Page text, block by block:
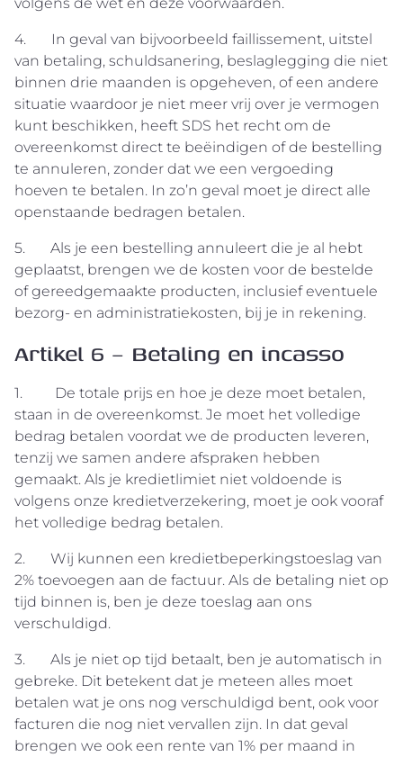
4. In geval van bijvoorbeeld faillissement, uitstel
van betaling, schuldsanering, beslaglegging die niet
binnen drie maanden is opgeheven, of een andere
situatie waardoor je niet meer vrij over je vermogen
kunt beschikken, heeft SDS het recht om de
overeenkomst direct te beëindigen of de bestelling
te annuleren, zonder dat we een vergoeding
hoeven te betalen. In zo’n geval moet je direct alle
openstaande bedragen betalen.
5. Als je een bestelling annuleert die je al hebt
geplaatst, brengen we de kosten voor de bestelde
of gereedgemaakte producten, inclusief eventuele
bezorg- en administratiekosten, bij je in rekening.
Artikel 6 – Betaling en incasso
1. De totale prijs en hoe je deze moet betalen,
staan in de overeenkomst. Je moet het volledige
bedrag betalen voordat we de producten leveren,
tenzij we samen andere afspraken hebben
gemaakt. Als je kredietlimiet niet voldoende is
volgens onze kredietverzekering, moet je ook vooraf
het volledige bedrag betalen.
2. Wij kunnen een kredietbeperkingstoeslag van
2% toevoegen aan de factuur. Als de betaling niet op
tijd binnen is, ben je deze toeslag aan ons
verschuldigd.
3. Als je niet op tijd betaalt, ben je automatisch in
gebreke. Dit betekent dat je meteen alles moet
betalen wat je ons nog verschuldigd bent, ook voor
facturen die nog niet vervallen zijn. In dat geval
brengen we ook een rente van 1% per maand in